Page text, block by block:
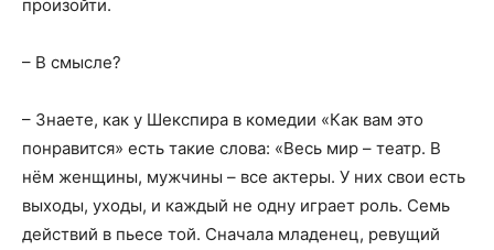
произойти.
– В смысле?
– Знаете, как у Шекспира в комедии «Как вам это
понравится» есть такие слова: «Весь мир – театр. В
нём женщины, мужчины – все актеры. У них свои есть
выходы, уходы, и каждый не одну играет роль. Семь
действий в пьесе той. Сначала младенец, ревущий